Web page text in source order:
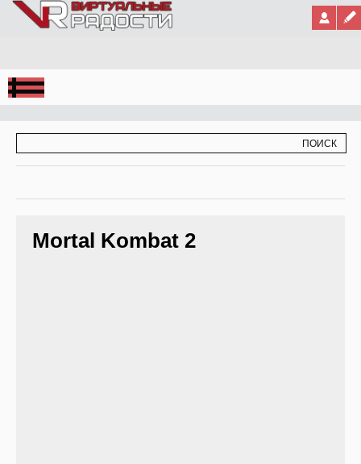
Jump to Navigation
Mortal Kombat 2